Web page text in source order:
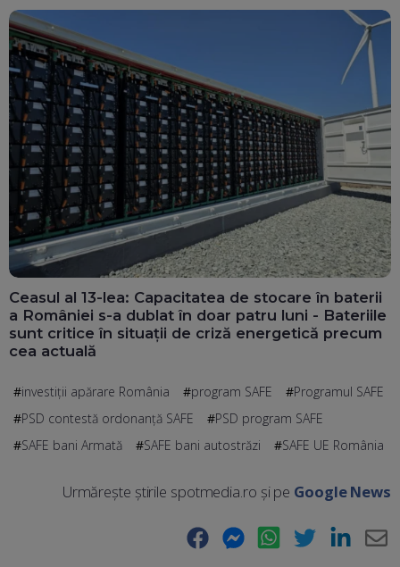
Ceasul al 13-lea: Capacitatea de stocare în baterii
a României s-a dublat în doar patru luni - Bateriile
sunt critice în situații de criză energetică precum
cea actuală
investiții apărare România program SAFE
Programul SAFE
PSD contestă ordonanţă SAFE
PSD program SAFE
SAFE bani Armată
SAFE bani autostrăzi SAFE UE România
Urmărește știrile spotmedia.ro și pe Google News
Facebook Messenger WhatsApp Twitter LinkedIn